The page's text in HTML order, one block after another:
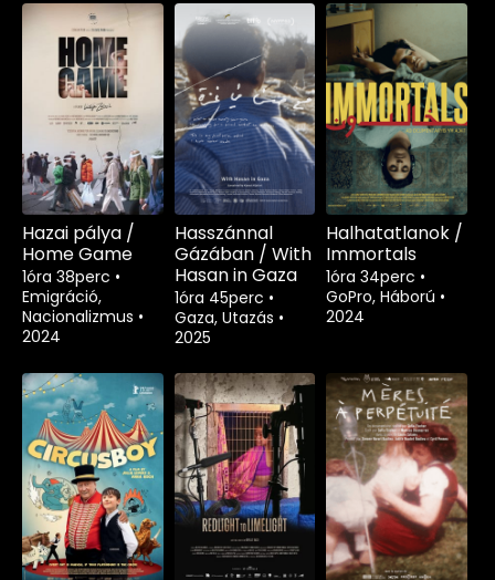
Hazai pálya /
Home Game
1óra 38perc •
Emigráció,
Nacionalizmus •
2024
Hasszánnal
Gázában / With
Hasan in Gaza
1óra 45perc •
Gaza, Utazás •
2025
Halhatatlanok /
Immortals
1óra 34perc •
GoPro, Háború •
2024